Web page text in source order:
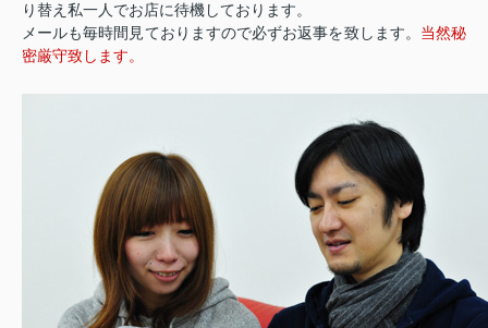
り替え私一人でお店に待機しております。
メールも毎時間見ておりますので必ずお返事を致します。 当然秘
密厳守致します。